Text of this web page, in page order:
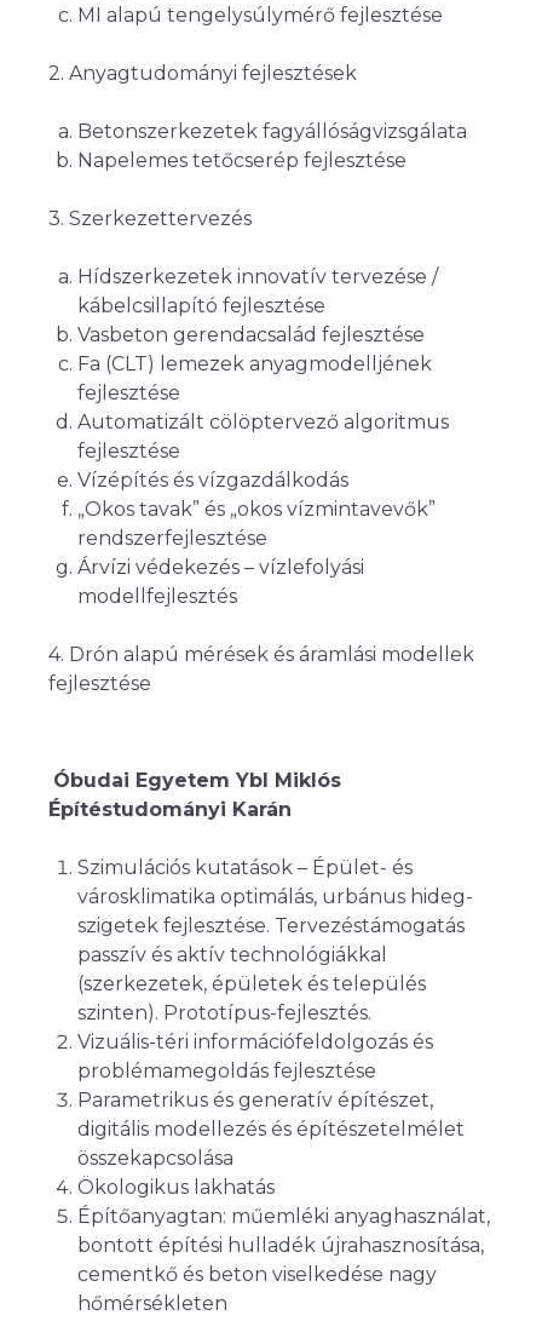
MI alapú tengelysúlymérő fejlesztése
2. Anyagtudományi fejlesztések
Betonszerkezetek fagyállóságvizsgálata
Napelemes tetőcserép fejlesztése
3. Szerkezettervezés
Hídszerkezetek innovatív tervezése /
kábelcsillapító fejlesztése
Vasbeton gerendacsalád fejlesztése
Fa (CLT) lemezek anyagmodelljének
fejlesztése
Automatizált cölöptervező algoritmus
fejlesztése
Vízépítés és vízgazdálkodás
„Okos tavak” és „okos vízmintavevők”
rendszerfejlesztése
Árvízi védekezés – vízlefolyási
modellfejlesztés
4. Drón alapú mérések és áramlási modellek
fejlesztése
Óbudai Egyetem Ybl Miklós
Építéstudományi Karán
Szimulációs kutatások – Épület- és
városklimatika optimálás, urbánus hideg-
szigetek fejlesztése. Tervezéstámogatás
passzív és aktív technológiákkal
(szerkezetek, épületek és település
szinten). Prototípus-fejlesztés.
Vizuális-téri információfeldolgozás és
problémamegoldás fejlesztése
Parametrikus és generatív építészet,
digitális modellezés és építészetelmélet
összekapcsolása
Ökologikus lakhatás
Építőanyagtan: műemléki anyaghasználat,
bontott építési hulladék újrahasznosítása,
cementkő és beton viselkedése nagy
hőmérsékleten